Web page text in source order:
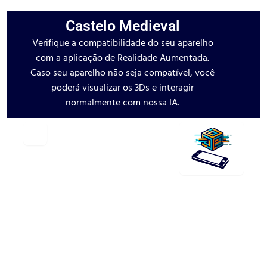
Castelo Medieval
Verifique a compatibilidade do seu aparelho
com a aplicação de Realidade Aumentada.
Caso seu aparelho não seja compatível, você
poderá visualizar os 3Ds e interagir
normalmente com nossa IA.